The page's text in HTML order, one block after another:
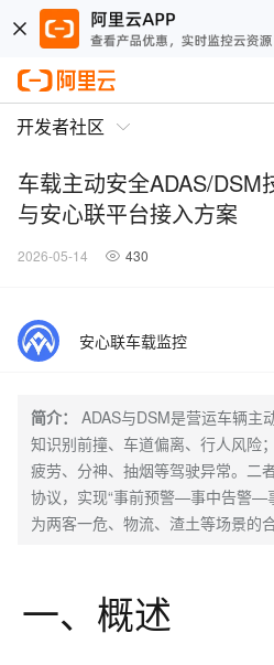
开发者社区
车载主动安全ADAS/DSM
与安心联平台接入方案
2026-05-14 430
安心联车载监控
简介：
ADAS与DSM是营运车辆主
知识别前撞、车道偏离、行人风险
疲劳、分神、抽烟等驾驶异常。二
协议，实现“事前预警—事中告警—
为两客一危、物流、渣土等场景的
一、概述